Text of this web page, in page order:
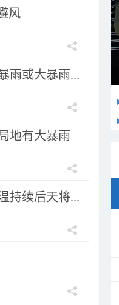
风
雨或大暴雨...
地有大暴雨
持续后天将...